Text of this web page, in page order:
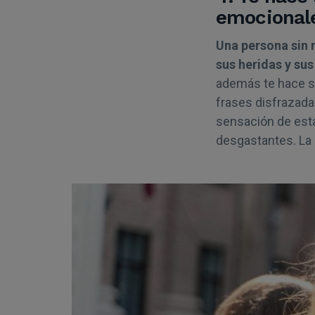
Una persona
sus heridas y
además te hace
frases
sensación de
desgastantes.